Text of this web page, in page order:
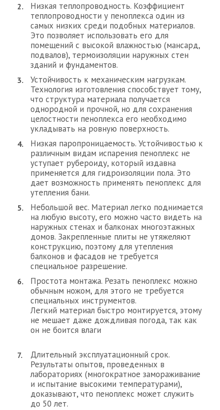
Низкая теплопроводность. Коэффициент
теплопроводности у пеноплекса один из
самых низких среди подобных материалов.
Это позволяет использовать его для
помещений с высокой влажностью (мансард,
подвалов), термоизоляции наружных стен
зданий и фундаментов.
Устойчивость к механическим нагрузкам.
Технология изготовления способствует тому,
что структура материала получается
однородной и прочной, но для сохранения
целостности пеноплекса его необходимо
укладывать на ровную поверхность.
Низкая паропроницаемость. Устойчивостью к
различным видам испарения пеноплекс не
уступает рубероиду, который издавна
применяется для гидроизоляции пола. Это
дает возможность применять пеноплекс для
утепления бани.
Небольшой вес. Материал легко поднимается
на любую высоту, его можно часто видеть на
наружных стенах и балконах многоэтажных
домов. Закрепленные плиты не утяжеляют
конструкцию, поэтому для утепления
балконов и фасадов не требуется
специальное разрешение.
Простота монтажа. Резать пеноплекс можно
обычным ножом, для этого не требуется
специальных инструментов.
Легкий материал быстро монтируется, этому
не мешает даже дождливая погода, так как
он не боится влаги
Длительный эксплуатационный срок.
Результаты опытов, проведенных в
лабораториях (многократное замораживание
и испытание высокими температурами),
доказывают, что пеноплекс может служить
до 50 лет.